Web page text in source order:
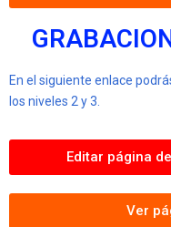
En el siguiente enlace
los niveles 2 y 3.
Editar página
Ver